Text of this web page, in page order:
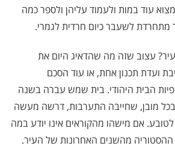
עוד במות ולעמוד עליהן ולספר כמה
מתחרדת לשעבר כיום חרדית לגמרי.
עצוב שזה מה שהדאיג היום את
ועדת תכנון אחת, או עוד הסכם
הבית היהודי. בית שמש עברה בשנה
מובן, שחייבה התערבות, דרשה מעשה
אם מישהו מהקוראים אינו יודע במה
ההסטוריה מהשנים האחרונות של העיר.